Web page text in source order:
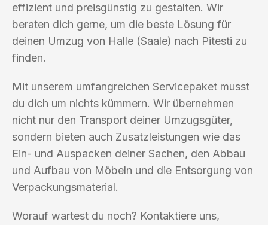
effizient und preisgünstig zu gestalten. Wir
beraten dich gerne, um die beste Lösung für
deinen Umzug von Halle (Saale) nach Pitesti zu
finden.
Mit unserem umfangreichen Servicepaket musst
du dich um nichts kümmern. Wir übernehmen
nicht nur den Transport deiner Umzugsgüter,
sondern bieten auch Zusatzleistungen wie das
Ein- und Auspacken deiner Sachen, den Abbau
und Aufbau von Möbeln und die Entsorgung von
Verpackungsmaterial.
Worauf wartest du noch? Kontaktiere uns,